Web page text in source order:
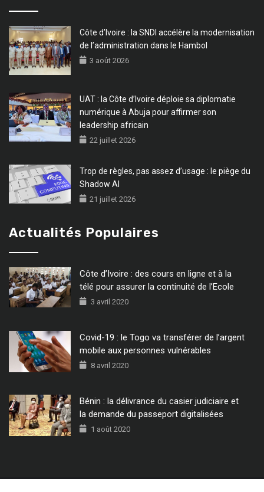
Côte d’Ivoire : la SNDI accélère la modernisation
de l’administration dans le Hambol
3 août 2026
UAT : la Côte d’Ivoire déploie sa diplomatie
numérique à Abuja pour affirmer son
leadership africain
22 juillet 2026
Trop de règles, pas assez d’usage : le piège du
Shadow AI
21 juillet 2026
Actualités Populaires
Côte d’Ivoire : des cours en ligne et à la
télé pour assurer la continuité de l’Ecole
3 avril 2020
Covid-19 : le Togo va transférer de l’argent
mobile aux personnes vulnérables
8 avril 2020
Bénin : la délivrance du casier judiciaire et
la demande du passeport digitalisées
1 août 2020